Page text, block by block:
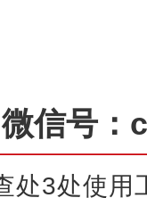
微信号
处3处使用